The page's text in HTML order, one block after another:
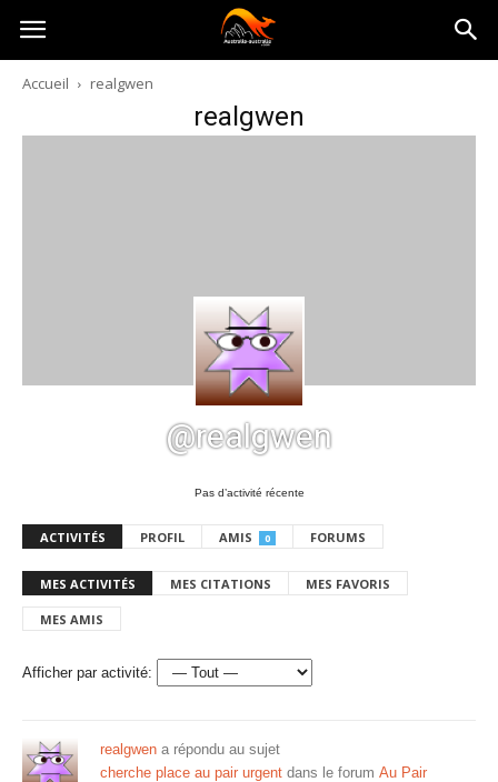
Australia-
australie.com
Accueil realgwen
realgwen
@realgwen
Pas d’activité récente
ACTIVITÉS PROFIL AMIS 0 FORUMS
MES ACTIVITÉS MES CITATIONS MES FAVORIS
MES AMIS
Afficher par activité:
realgwen a répondu au sujet
cherche place au pair urgent dans le forum Au Pair